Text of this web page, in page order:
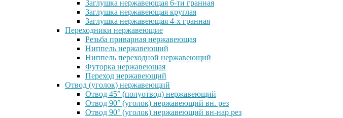
Заглушка нержавеющая 6-ти гранная
Заглушка нержавеющая круглая
Заглушка нержавеющая 4-х гранная
Переходники нержавеющие
Резьба приварная нержавеющая
Ниппель нержавеющий
Ниппель переходной нержавеющий
Футорка нержавеющая
Переход нержавеющий
Отвод (уголок) нержавеющий
Отвод 45° (полуотвод) нержавеющий
Отвод 90° (уголок) нержавеющий вн. рез
Отвод 90° (уголок) нержавеющий вн-нар рез